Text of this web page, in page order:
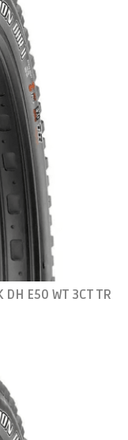
E50 WT 3CT TR